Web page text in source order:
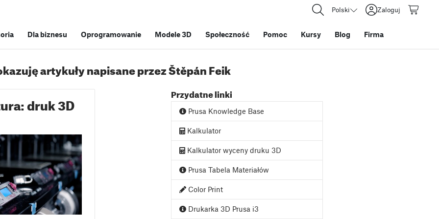
Polski Zaloguj
Dla biznesu Oprogramowanie Modele 3D Społeczność Pomoc Kursy Blog Firma
artykuły napisane przez Štěpán Feik
druk 3D
Przydatne linki
Prusa Knowledge Base
Kalkulator
Kalkulator wyceny druku 3D
Prusa Tabela Materiałów
Color Print
Drukarka 3D Prusa i3